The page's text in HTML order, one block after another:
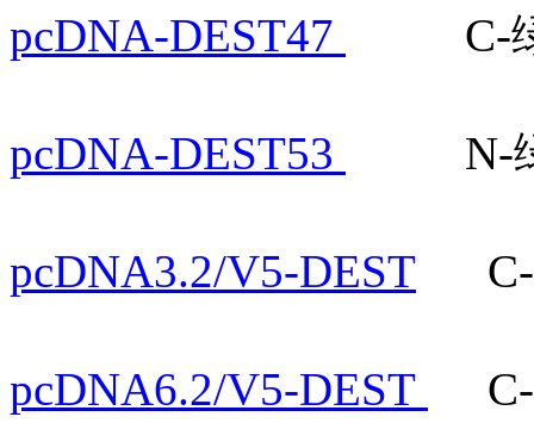
pcDNA-DEST47 C-绿
pcDNA-DEST53 N-绿
pcDNA3.2/V5-DEST
pcDNA6.2/V5-DEST C-